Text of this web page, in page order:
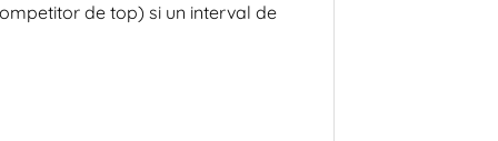
de top) si un interval de